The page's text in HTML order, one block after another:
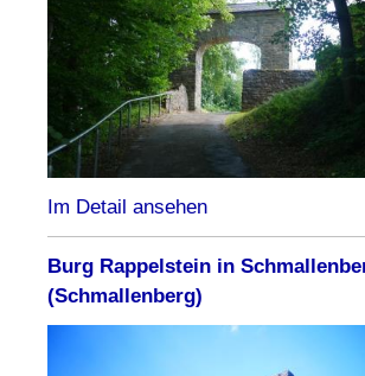
Im Detail ansehen
Burg Rappelstein in
(Schmallenberg)